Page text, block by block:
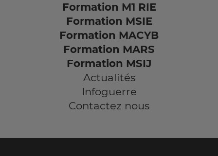
Formation M1 RIE
Formation MSIE
Formation MACYB
Formation MARS
Formation MSIJ
Actualités
Infoguerre
Contactez nous